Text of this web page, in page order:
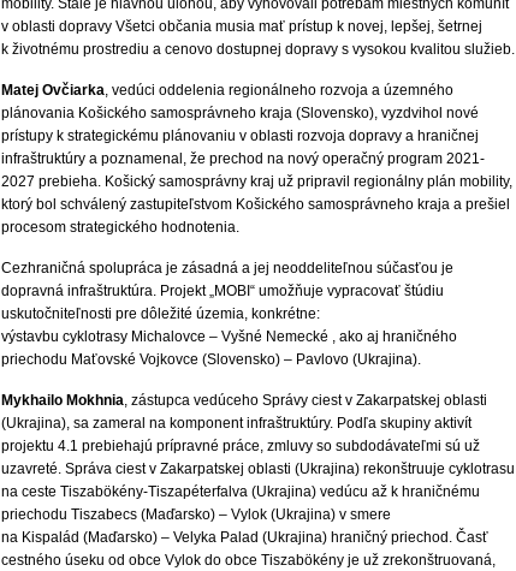
mobility. Stále je hlavnou úlohou, aby vyhovovali potrebám miestnych komunít
v oblasti dopravy Všetci občania musia mať prístup k novej, lepšej, šetrnej
k životnému prostrediu a cenovo dostupnej dopravy s vysokou kvalitou služieb.
Matej Ovčiarka, vedúci oddelenia regionálneho rozvoja a územného
plánovania Košického samosprávneho kraja (Slovensko), vyzdvihol nové
prístupy k strategickému plánovaniu v oblasti rozvoja dopravy a hraničnej
infraštruktúry a poznamenal, že prechod na nový operačný program 2021-
2027 prebieha. Košický samosprávny kraj už pripravil regionálny plán mobility,
ktorý bol schválený zastupiteľstvom Košického samosprávneho kraja a prešiel
procesom strategického hodnotenia.
Cezhraničná spolupráca je zásadná a jej neoddeliteľnou súčasťou je
dopravná infraštruktúra. Projekt „MOBI“ umožňuje vypracovať štúdiu
uskutočniteľnosti pre dôležité územia, konkrétne:
výstavbu cyklotrasy Michalovce – Vyšné Nemecké , ako aj hraničného
priechodu Maťovské Vojkovce (Slovensko) – Pavlovo (Ukrajina).
Mykhailo Mokhnia, zástupca vedúceho Správy ciest v Zakarpatskej oblasti
(Ukrajina), sa zameral na komponent infraštruktúry. Podľa skupiny aktivít
projektu 4.1 prebiehajú prípravné práce, zmluvy so subdodávateľmi sú už
uzavreté. Správa ciest v Zakarpatskej oblasti (Ukrajina) rekonštruuje cyklotrasu
na ceste Tiszabökény-Tiszapéterfalva (Ukrajina) vedúcu až k hraničnému
priechodu Tiszabecs (Maďarsko) – Vylok (Ukrajina) v smere
na Kispalád (Maďarsko) – Velyka Palad (Ukrajina) hraničný priechod. Časť
cestného úseku od obce Vylok do obce Tiszabökény je už zrekonštruovaná,